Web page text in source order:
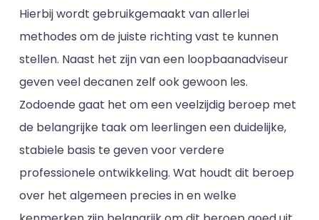
Hierbij wordt gebruikgemaakt van allerlei
methodes om de juiste richting vast te kunnen
stellen. Naast het zijn van een loopbaanadviseur
geven veel decanen zelf ook gewoon les.
Zodoende gaat het om een veelzijdig beroep met
de belangrijke taak om leerlingen een duidelijke,
stabiele basis te geven voor verdere
professionele ontwikkeling. Wat houdt dit beroep
over het algemeen precies in en welke